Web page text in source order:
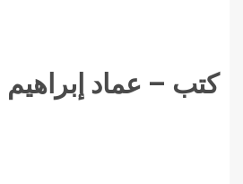
كتب – عماد إبراهيم